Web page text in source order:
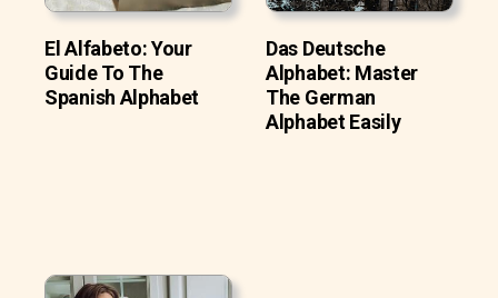
El Alfabeto: Your
Guide To The
Spanish Alphabet
Das Deutsche
Alphabet: Master
The German
Alphabet Easily